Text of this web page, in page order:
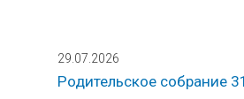
29.07.2026
Родительское собрание